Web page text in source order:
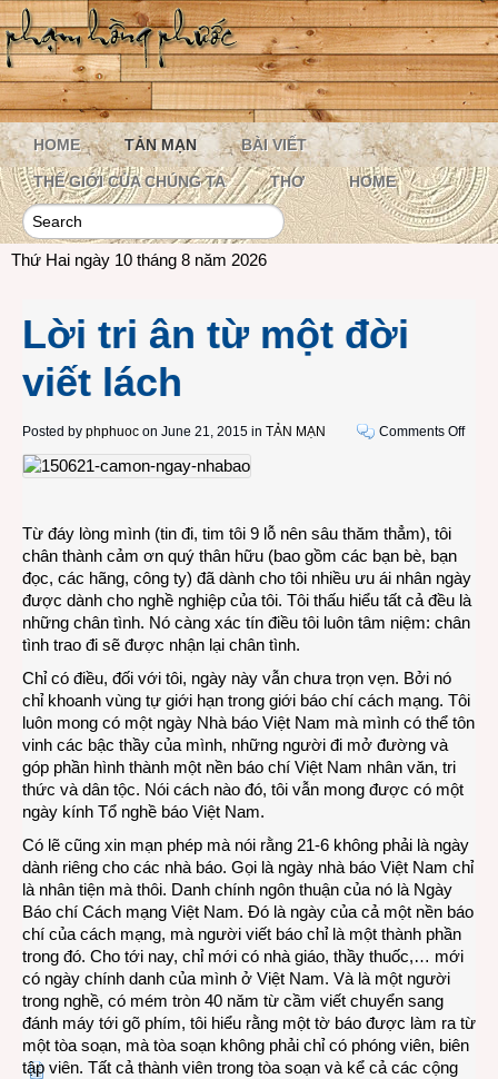
HOME TẢN MẠN BÀI VIẾT
THẾ GIỚI CỦA CHÚNG TA THƠ HOME
Thứ Hai ngày 10 tháng 8 năm 2026
Lời tri ân từ một đời
viết lách
Posted by phphuoc on June 21, 2015 in TẢN MẠN Comments Offon
viết
lách
Từ đáy lòng mình (tin đi, tim tôi 9 lỗ nên sâu thăm thẳm), tôi
chân thành cảm ơn quý thân hữu (bao gồm các bạn bè, bạn
đọc, các hãng, công ty) đã dành cho tôi nhiều ưu ái nhân ngày
được dành cho nghề nghiệp của tôi. Tôi thấu hiểu tất cả đều là
những chân tình. Nó càng xác tín điều tôi luôn tâm niệm: chân
tình trao đi sẽ được nhận lại chân tình.
Chỉ có điều, đối với tôi, ngày này vẫn chưa trọn vẹn. Bởi nó
chỉ khoanh vùng tự giới hạn trong giới báo chí cách mạng. Tôi
luôn mong có một ngày Nhà báo Việt Nam mà mình có thể tôn
vinh các bậc thầy của mình, những người đi mở đường và
góp phần hình thành một nền báo chí Việt Nam nhân văn, tri
thức và dân tộc. Nói cách nào đó, tôi vẫn mong được có một
ngày kính Tổ nghề báo Việt Nam.
Có lẽ cũng xin mạn phép mà nói rằng 21-6 không phải là ngày
dành riêng cho các nhà báo. Gọi là ngày nhà báo Việt Nam chỉ
là nhân tiện mà thôi. Danh chính ngôn thuận của nó là Ngày
Báo chí Cách mạng Việt Nam. Đó là ngày của cả một nền báo
chí của cách mạng, mà người viết báo chỉ là một thành phần
trong đó. Cho tới nay, chỉ mới có nhà giáo, thầy thuốc,… mới
có ngày chính danh của mình ở Việt Nam. Và là một người
trong nghề, có mém tròn 40 năm từ cầm viết chuyển sang
đánh máy tới gõ phím, tôi hiểu rằng một tờ báo được làm ra từ
một tòa soạn, mà tòa soạn không phải chỉ có phóng viên, biên
tập viên. Tất cả thành viên trong tòa soạn và kể cả các cộng